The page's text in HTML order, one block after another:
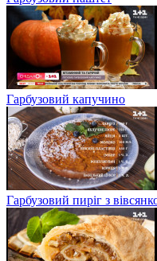
Гарбузовий капучино
Гарбузовий пиріг з